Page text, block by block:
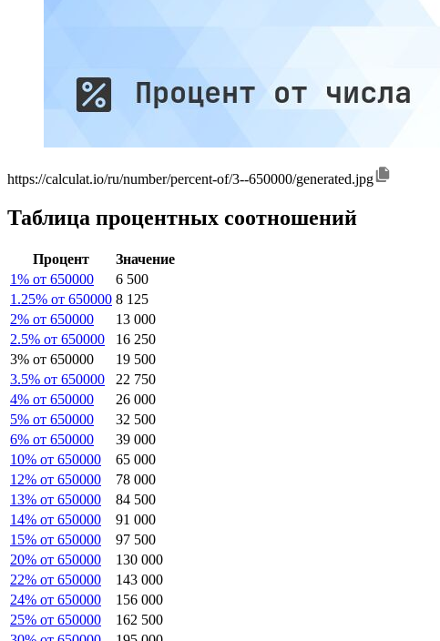
https://calculat.io/ru/number/percent-of/3--650000/generated.jpg
Таблица процентных соотношений
Процент
Значение
1% от 650000
6 500
1.25% от 650000 8 125
2% от 650000
13 000
2.5% от 650000
16 250
3% от 650000
19 500
3.5% от 650000
22 750
4% от 650000
26 000
5% от 650000
32 500
6% от 650000
39 000
10% от 650000
65 000
12% от 650000
78 000
13% от 650000
84 500
14% от 650000
91 000
15% от 650000
97 500
20% от 650000
130 000
22% от 650000
143 000
24% от 650000
156 000
25% от 650000
162 500